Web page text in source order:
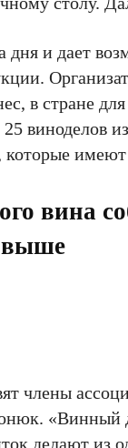
дня и дает
в стране
виноделов
которые
вина
выше
члены
«Винный
делают из